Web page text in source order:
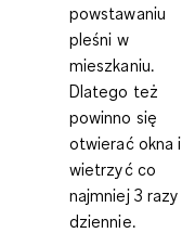
powstawaniu
pleśni w
mieszkaniu.
Dlatego też
powinno się
otwierać okna i
wietrzyć co
najmniej 3 razy
dziennie.